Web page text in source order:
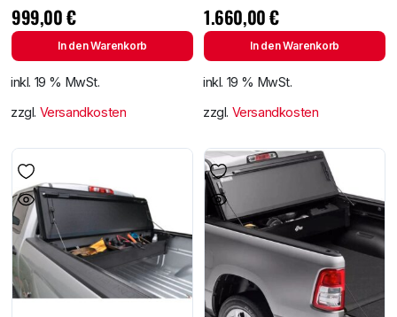
2022 NEU
999,00€
In den Warenkorb
inkl. 19 % MwSt.
zzgl. Versandkosten
09-23
1.660,00€
In den Warenkorb
inkl. 19 % MwSt.
zzgl. Versandkosten